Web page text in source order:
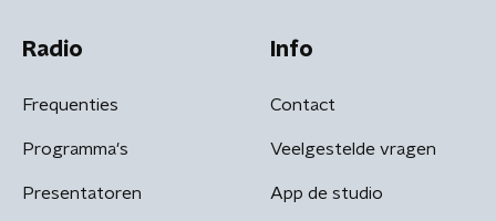
Radio
Frequenties
Programma's
Presentatoren
Info
Contact
Veelgestelde vragen
App de studio